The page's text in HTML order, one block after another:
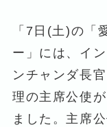
「7日(土)の
ー」には、イ
ンチャンダ長
理の主席公使
ました。主席